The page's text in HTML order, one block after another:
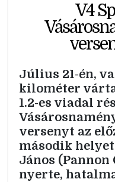
V4
Július 21-én,
kilométer várta
1.2-es viadal
versenyt az
második
János (Pannon
nyerte,